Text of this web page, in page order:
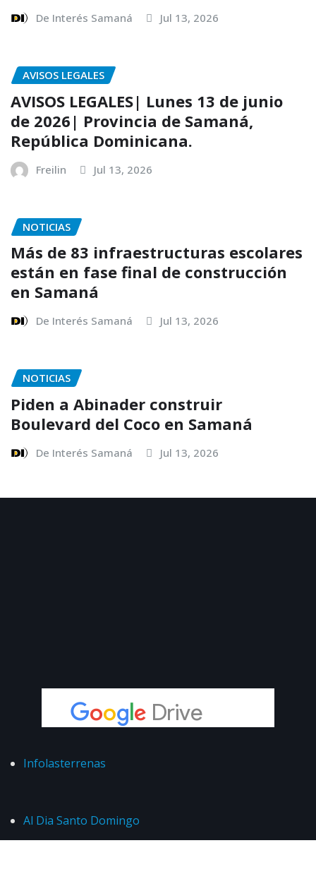
De Interés Samaná Jul 13, 2026
AVISOS LEGALES
AVISOS LEGALES| Lunes 13 de junio
de 2026| Provincia de Samaná,
República Dominicana.
Freilin Jul 13, 2026
NOTICIAS
Más de 83 infraestructuras escolares
están en fase final de construcción
en Samaná
De Interés Samaná Jul 13, 2026
NOTICIAS
Piden a Abinader construir
Boulevard del Coco en Samaná
De Interés Samaná Jul 13, 2026
Infolasterrenas
Al Dia Santo Domingo